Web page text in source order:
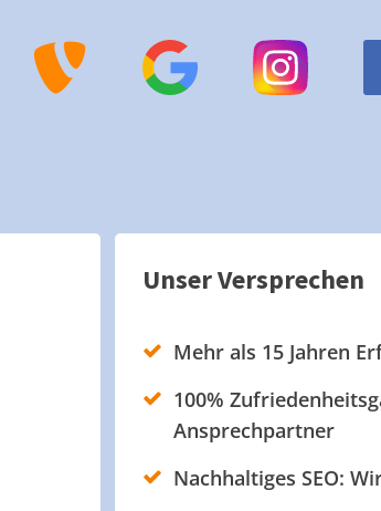
Unser Versprechen
Mehr als 15 Jahren
100%
Ansprechpartner
Nachhaltiges SEO: